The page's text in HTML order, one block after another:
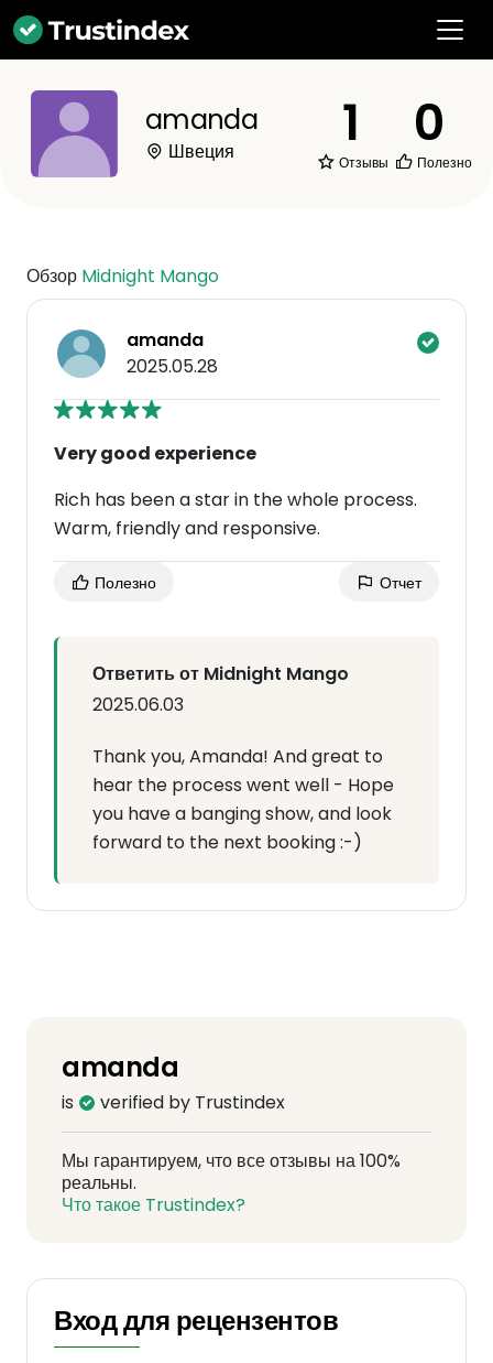
amanda
Швеция 1
Отзывы
0
Полезно
Обзор Midnight Mango
amanda
2025.05.28
Very good experience
Rich has been a star in the whole process.
Warm, friendly and responsive.
Полезно Отчет
Ответить от Midnight Mango
2025.06.03
Thank you, Amanda! And great to
hear the process went well - Hope
you have a banging show, and look
forward to the next booking :-)
amanda
is verified by Trustindex
Мы гарантируем, что все отзывы на 100%
реальны.
Что такое Trustindex?
Вход для рецензентов